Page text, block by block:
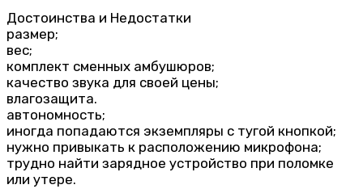
Достоинства и Недостатки
размер;
вес;
комплект сменных амбушюров;
качество звука для своей цены;
влагозащита.
автономность;
иногда попадаются экземпляры с тугой кнопкой;
нужно привыкать к расположению микрофона;
трудно найти зарядное устройство при поломке
или утере.